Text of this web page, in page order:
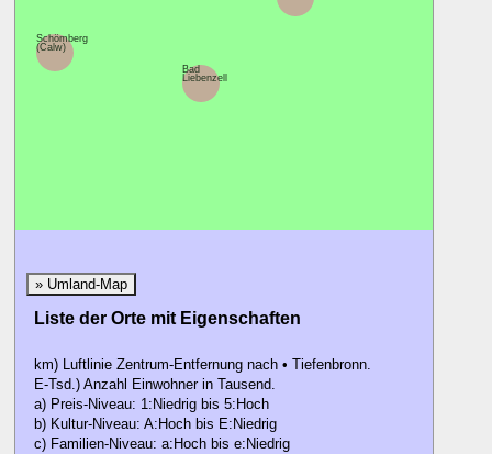
Schömberg
(Calw)
Bad
Liebenzell
» Umland-Map
Liste der Orte mit Eigenschaften
km) Luftlinie Zentrum-Entfernung nach • Tiefenbronn.
E-Tsd.) Anzahl Einwohner in Tausend.
a) Preis-Niveau: 1:Niedrig bis 5:Hoch
b) Kultur-Niveau: A:Hoch bis E:Niedrig
c) Familien-Niveau: a:Hoch bis e:Niedrig